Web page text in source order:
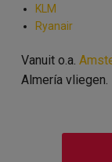
KLM
Ryanair
Vanuit o.a.
Almería vliegen.